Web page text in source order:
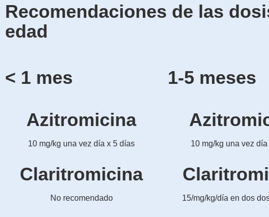
Recomendaciones de las
edad
< 1 mes
Azitromicina
10 mg/kg una vez día x 5 días
Claritromicina
No recomendado
1-5 meses
10 mg/kg una vez
15/mg/kg/día en dos